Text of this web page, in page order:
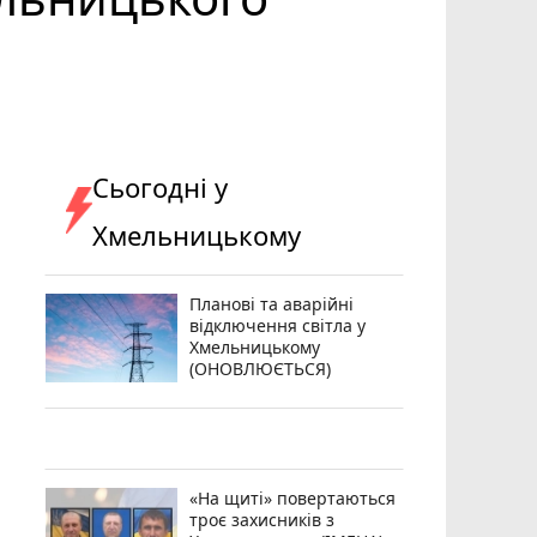
Сьогодні у
Хмельницькому
Планові та аварійні
відключення світла у
Хмельницькому
(ОНОВЛЮЄТЬСЯ)
«На щиті» повертаються
троє захисників з